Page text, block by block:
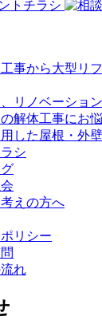
事から大型リ
リノベーショ
解体工事にお
した屋根・外
シ
えの方へ
リシー
れ